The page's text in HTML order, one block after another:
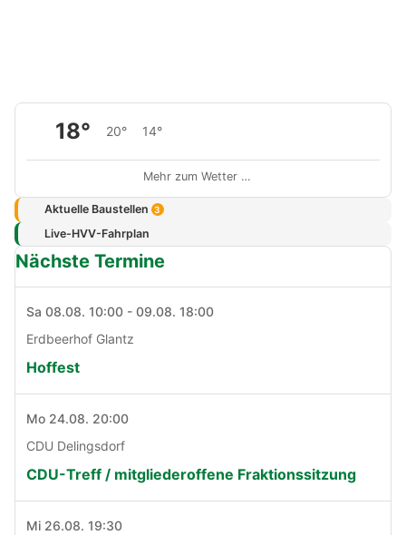
18° 20° 14°
Mehr zum Wetter …
Aktuelle Baustellen 3
Live-HVV-Fahrplan
Nächste Termine
Sa 08.08. 10:00 - 09.08. 18:00
Erdbeerhof Glantz
Hoffest
Mo 24.08. 20:00
CDU Delingsdorf
CDU-Treff / mitgliederoffene Fraktionssitzung
Mi 26.08. 19:30